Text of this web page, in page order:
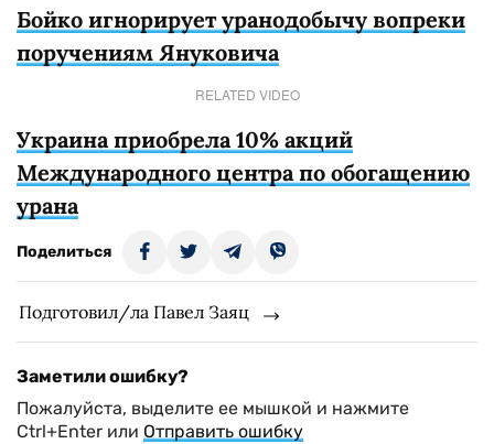
Бойко игнорирует уранодобычу вопреки
поручениям Януковича
RELATED VIDEO
Украина приобрела 10% акций
Международного центра по обогащению
урана
Поделиться
Подготовил/ла Павел Заяц
Заметили ошибку?
Пожалуйста, выделите ее мышкой и нажмите
Ctrl+Enter или Отправить ошибку